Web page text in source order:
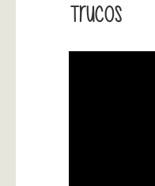
Trucos